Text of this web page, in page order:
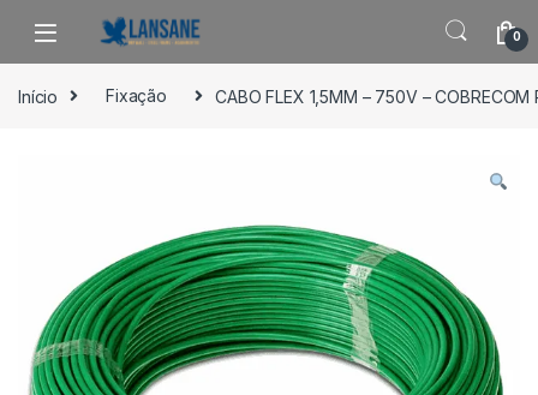
Saltar para navegação
Pular para o conteúdo
0
Início Fixação CABO FLEX 1,5MM – 750V – COBRECOM